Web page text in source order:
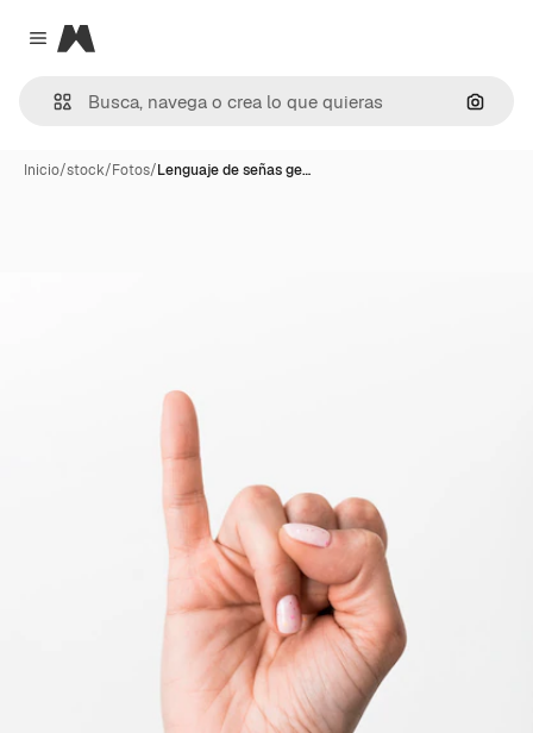
Close menu
Magnific
Inicio/stock/Fotos/Lenguaje de señas ge…